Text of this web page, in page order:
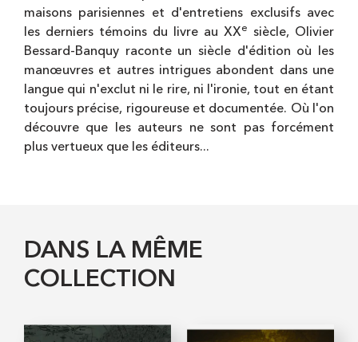
maisons parisiennes et d'entretiens exclusifs avec
les derniers témoins du livre au XXe
siècle, Olivier
Bessard-Banquy raconte un siècle d'édition où les
manœuvres et autres intrigues abondent dans une
langue qui n'exclut ni le rire, ni l'ironie, tout en étant
toujours précise, rigoureuse et documentée. Où l'on
découvre que les auteurs ne sont pas forcément
plus vertueux que les éditeurs...
DANS LA MÊME
COLLECTION